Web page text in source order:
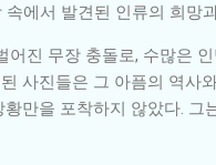
에서 발견된 인류의 희망
진 무장 충돌로, 수많은
사진들은 그 아픔의 역사
만을 포착하지 않았다.